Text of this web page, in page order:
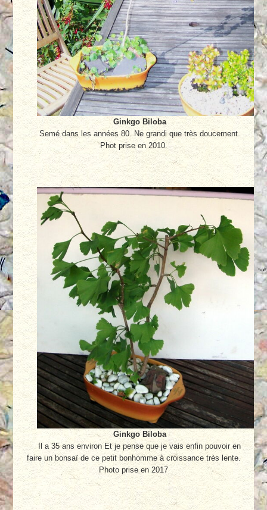
Ginkgo Biloba
Semé dans les années 80. Ne grandi que très doucement.
Phot prise en 2010.
Ginkgo Biloba
Il a 35 ans environ Et je pense que je vais enfin pouvoir en
faire un bonsaï de ce petit bonhomme à croissance très lente.
Photo prise en 2017